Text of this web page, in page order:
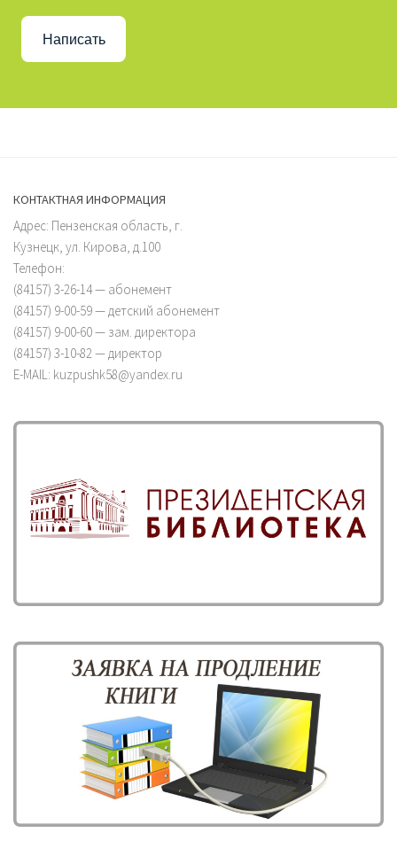
Написать
КОНТАКТНАЯ ИНФОРМАЦИЯ
Адрес: Пензенская область, г.
Кузнецк, ул. Кирова, д.100
Телефон:
(84157) 3-26-14 — абонемент
(84157) 9-00-59 — детский абонемент
(84157) 9-00-60 — зам. директора
(84157) 3-10-82 — директор
E-MAIL: kuzpushk58@yandex.ru